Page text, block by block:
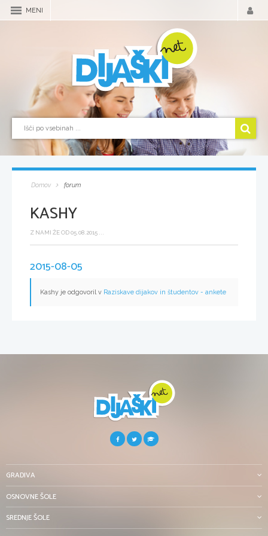
MENI
Domov forum
KASHY
Z NAMI ŽE OD 05.08.2015 ...
2015-08-05
Kashy je odgovoril v Raziskave dijakov in študentov - ankete
GRADIVA
OSNOVNE ŠOLE
SREDNJE ŠOLE